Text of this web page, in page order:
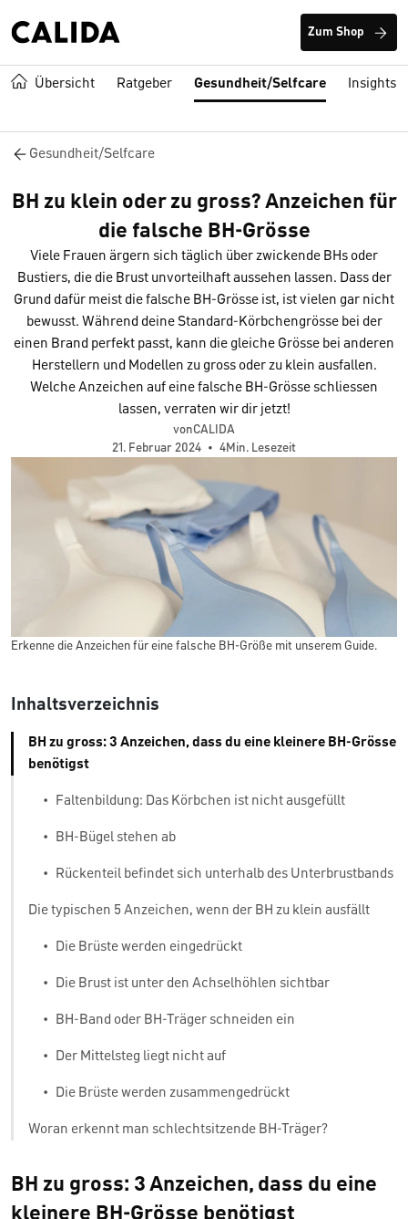
Zum Shop
Übersicht Ratgeber Gesundheit/Selfcare Insights
Gesundheit/Selfcare
BH zu klein oder zu gross? Anzeichen für
die falsche BH-Grösse
Viele Frauen ärgern sich täglich über zwickende BHs oder
Bustiers, die die Brust unvorteilhaft aussehen lassen. Dass der
Grund dafür meist die falsche BH-Grösse ist, ist vielen gar nicht
bewusst. Während deine Standard-Körbchengrösse bei der
einen Brand perfekt passt, kann die gleiche Grösse bei anderen
Herstellern und Modellen zu gross oder zu klein ausfallen.
Welche Anzeichen auf eine falsche BH-Grösse schliessen
lassen, verraten wir dir jetzt!
vonCALIDA
21. Februar 2024 • 4Min. Lesezeit
Erkenne die Anzeichen für eine falsche BH-Größe mit unserem Guide.
Inhaltsverzeichnis
BH zu gross: 3 Anzeichen, dass du eine kleinere BH-Grösse
benötigst
• Faltenbildung: Das Körbchen ist nicht ausgefüllt
• BH-Bügel stehen ab
• Rückenteil befindet sich unterhalb des Unterbrustbands
Die typischen 5 Anzeichen, wenn der BH zu klein ausfällt
• Die Brüste werden eingedrückt
• Die Brust ist unter den Achselhöhlen sichtbar
• BH-Band oder BH-Träger schneiden ein
• Der Mittelsteg liegt nicht auf
• Die Brüste werden zusammengedrückt
Woran erkennt man schlechtsitzende BH-Träger?
BH zu gross: 3 Anzeichen, dass du eine
kleinere BH-Grösse benötigst